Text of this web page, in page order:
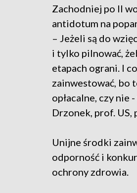
Zachodniej po II
antidotum na
– Jeżeli są do
i tylko pilnować,
etapach ograni. I
zainwestować, bo
opłacalne, czy nie
Drzonek, prof. US,
Unijne środki
odporność i
ochrony zdrowia.